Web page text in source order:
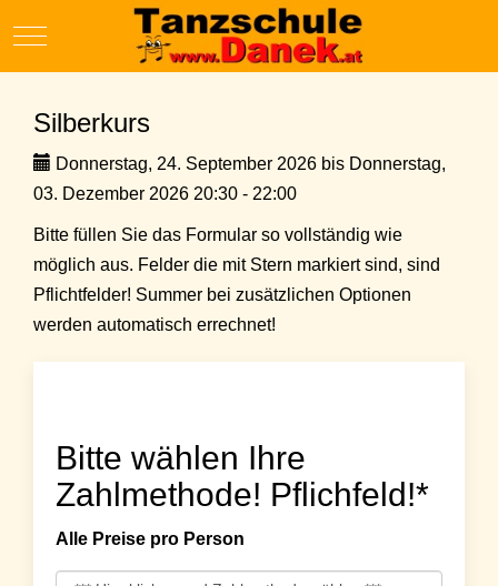
Mobile Menu Toggle
Silberkurs
Donnerstag, 24. September 2026 bis Donnerstag,
03. Dezember 2026 20:30 - 22:00
Bitte füllen Sie das Formular so vollständig wie
möglich aus. Felder die mit Stern markiert sind, sind
Pflichtfelder! Summer bei zusätzlichen Optionen
werden automatisch errechnet!
Bitte wählen Ihre
Zahlmethode! Pflichfeld!*
Alle Preise pro Person